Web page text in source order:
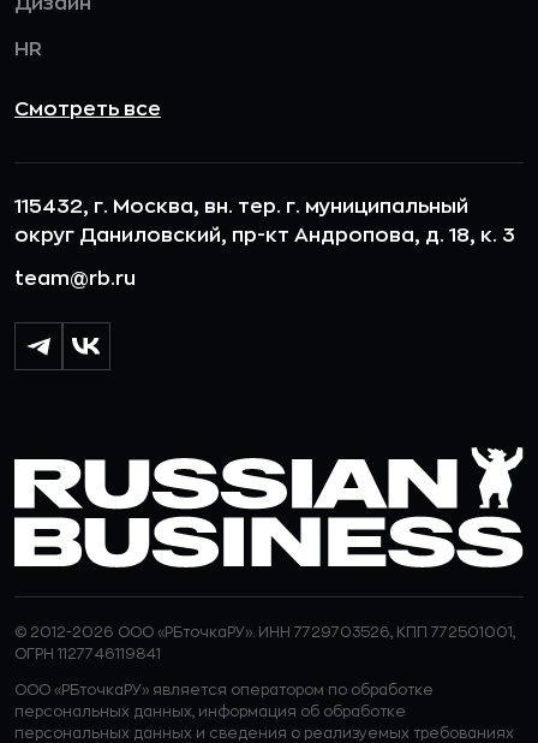
Дизайн
HR
Смотреть все
115432, г. Москва, вн. тер. г. муниципальный
округ Даниловский, пр-кт Андропова, д. 18, к. 3
team@rb.ru
© 2012-2026 ООО «РБточкаРУ». ИНН 7729703526, КПП 772501001,
ОГРН 1127746119841
ООО «РБточкаРУ» является оператором по обработке
персональных данных, информация об обработке
персональных данных и сведения о реализуемых требованиях